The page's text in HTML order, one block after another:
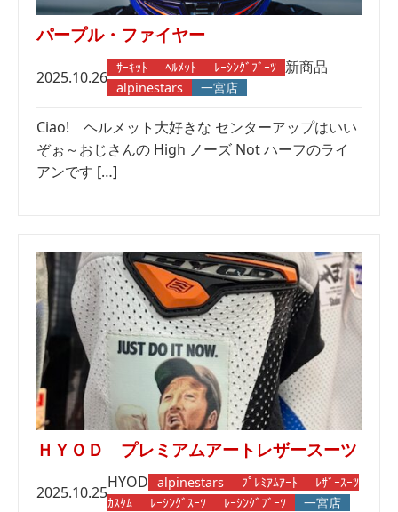
パープル・ファイヤー
2025.10.26
ｻｰｷｯﾄ ﾍﾙﾒｯﾄ ﾚｰｼﾝｸﾞﾌﾞｰﾂ 新商品
alpinestars 一宮店
Ciao! ヘルメット大好きな センターアップはいい
ぞぉ～おじさんの High ノーズ Not ハーフのライ
アンです […]
ＨＹＯＤ プレミアムアートレザースーツ
2025.10.25
HYOD alpinestars ﾌﾟﾚﾐｱﾑｱｰﾄ
ﾚｻﾞｰｽｰﾂ
ｶｽﾀﾑ
ﾚｰｼﾝｸﾞｽｰﾂ ﾚｰｼﾝｸﾞﾌﾞｰﾂ 一宮店